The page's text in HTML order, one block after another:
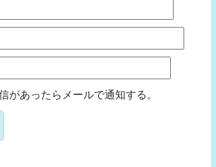
があったらメールで通知する。